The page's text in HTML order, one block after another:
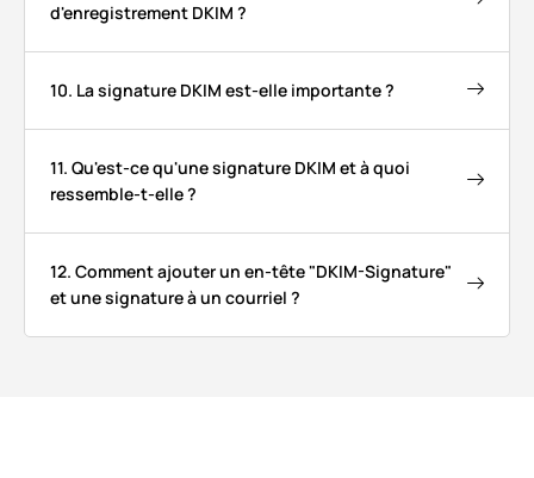
d'enregistrement DKIM ?
10. La signature DKIM est-elle importante ?
11. Qu'est-ce qu'une signature DKIM et à quoi
ressemble-t-elle ?
12. Comment ajouter un en-tête "DKIM-Signature"
et une signature à un courriel ?